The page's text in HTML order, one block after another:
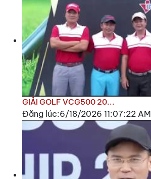
GIẢI GOLF VCG500 20...
Đăng lúc:6/18/2026 11:07:22 AM